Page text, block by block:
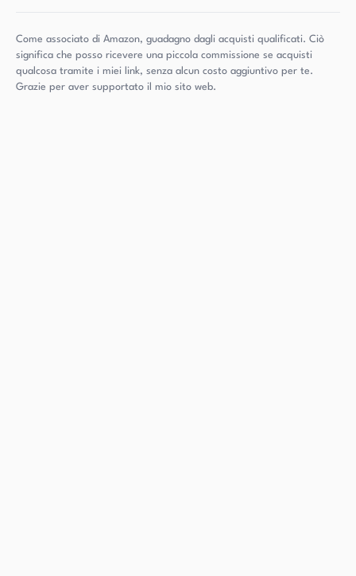
Come associato di Amazon, guadagno dagli acquisti qualificati. Ciò
significa che posso ricevere una piccola commissione se acquisti
qualcosa tramite i miei link, senza alcun costo aggiuntivo per te.
Grazie per aver supportato il mio sito web.